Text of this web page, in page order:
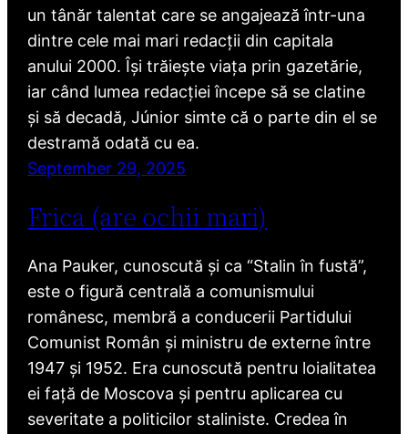
un tânăr talentat care se angajează într-una
dintre cele mai mari redacții din capitala
anului 2000. Își trăiește viața prin gazetărie,
iar când lumea redacției începe să se clatine
și să decadă, Júnior simte că o parte din el se
destramă odată cu ea.
September 29, 2025
Frica (are ochii mari)
Ana Pauker, cunoscută și ca “Stalin în fustă”,
este o figură centrală a comunismului
românesc, membră a conducerii Partidului
Comunist Român și ministru de externe între
1947 și 1952. Era cunoscută pentru loialitatea
ei față de Moscova și pentru aplicarea cu
severitate a politicilor staliniste. Credea în